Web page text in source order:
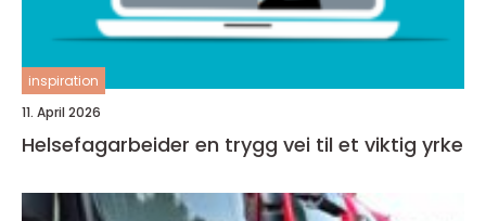
inspiration
11. April 2026
Helsefagarbeider en trygg vei til et viktig yrke